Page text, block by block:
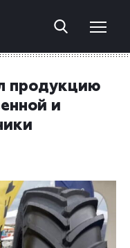
продукцию
и